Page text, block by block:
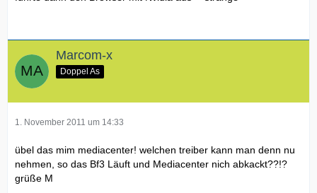
Marcom-x
Doppel As
1. November 2011 um 14:33
übel das mim mediacenter! welchen treiber kann man denn nu
nehmen, so das Bf3 Läuft und Mediacenter nich abkackt??!?
grüße M